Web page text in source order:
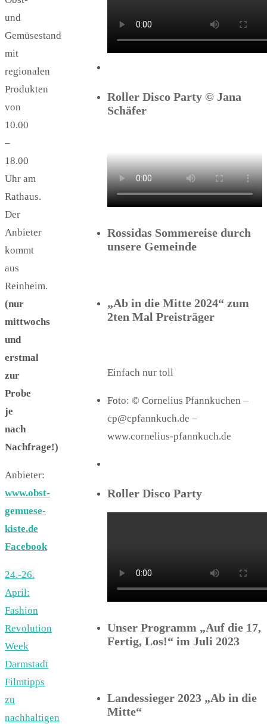
und
Gemüsestand
mit
regionalen
Produkten
von
10.00
–
18.00
Uhr am
Rathaus.
Der
Anbieter
kommt
aus
Reinheim.
(nur
mittwochs
und
erstmal
zur
Probe
je
nach
Nachfrage!)
Anbieter:
www.obst-
gemuese-
kiste.de
Facebook
24.-26.
April:
Fashion
Revolution
Week
Darmstadt
Filmtipps
zu
nachhaltigen
Roller Disco Party © Jana
Schäfer
Rossidas Sommereise durch
unsere Gemeinde
„Ab in die Mitte 2024“ zum
2ten Mal Preisträger
Einfach nur toll
Foto: © Cornelius Pfannkuchen –
cp@cpfannkuch.de –
www.cornelius-pfannkuch.de
Roller Disco Party
Unser Programm „Auf die 17,
Fertig, Los!“ im Juli 2023
Landessieger 2023 „Ab in die
Mitte“